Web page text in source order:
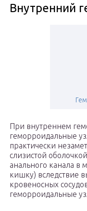
Внутренний
При внутреннем
геморроидальные
практически
слизистой
анального канала в
кишку) вследствие
кровеносных
геморроидальные